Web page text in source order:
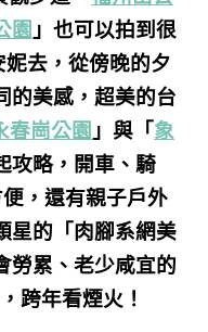
園 」也可以拍到很
去，從傍晚的夕
的美感，超美的台
春崗公園 」與「象
攻略，開車、騎
，還有親子戶外
星的「肉腳系網美
勞累、老少咸宜的
跨年看煙火！